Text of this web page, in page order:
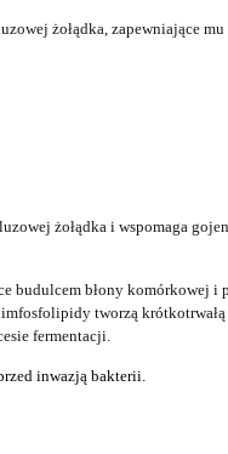
żołądka, zapewniające mu
żołądka i wspomaga
budulcembłony komórkowej i
fosfolipidy tworzą krótkotrwałą
fermentacji.
inwazją bakterii.